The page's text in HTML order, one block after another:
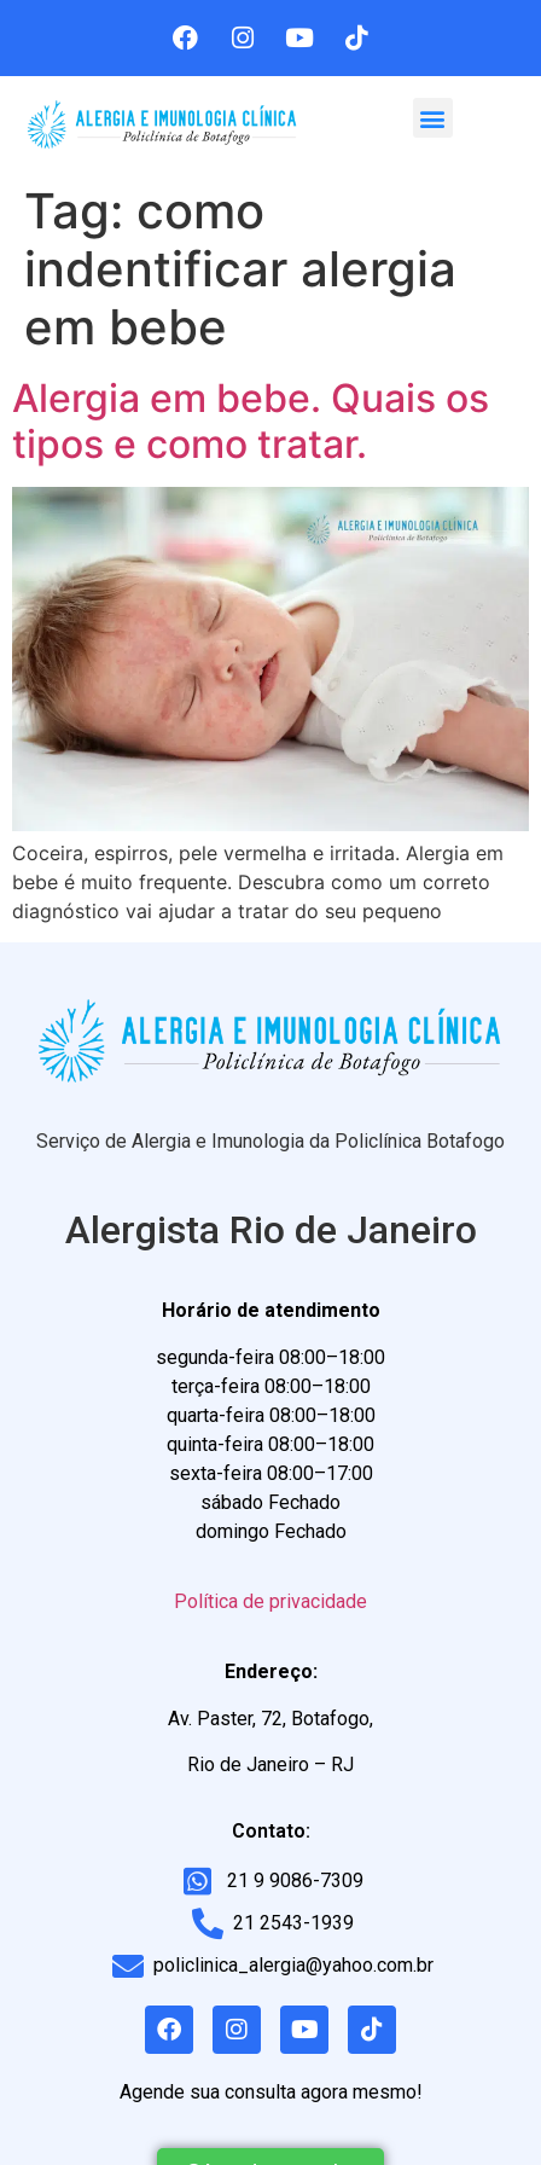
Tag: como
indentificar alergia
em bebe
Alergia em bebe. Quais os
tipos e como tratar.
Coceira, espirros, pele vermelha e irritada. Alergia em
bebe é muito frequente. Descubra como um correto
diagnóstico vai ajudar a tratar do seu pequeno
Serviço de Alergia e Imunologia da Policlínica Botafogo
Alergista Rio de Janeiro
Horário de atendimento
segunda-feira 08:00–18:00
terça-feira 08:00–18:00
quarta-feira 08:00–18:00
quinta-feira 08:00–18:00
sexta-feira 08:00–17:00
sábado Fechado
domingo Fechado
Política de privacidade
Endereço:
Av. Paster, 72, Botafogo,
Rio de Janeiro – RJ
Contato:
21 9 9086-7309
21 2543-1939
policlinica_alergia@yahoo.com.br
Agende sua consulta agora mesmo!